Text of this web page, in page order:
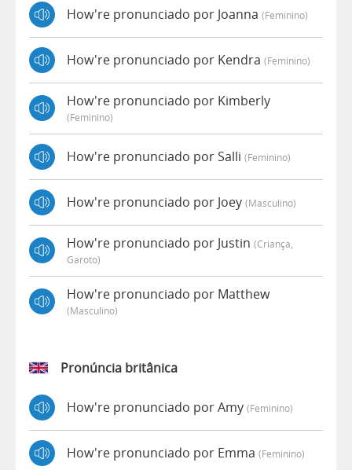
How're pronunciado por Joanna (feminino)
How're pronunciado por Kendra (feminino)
How're pronunciado por Kimberly
(feminino)
How're pronunciado por Salli (feminino)
How're pronunciado por Joey (masculino)
How're pronunciado por Justin (criança,
Garoto)
How're pronunciado por Matthew
(masculino)
Pronúncia britânica
How're pronunciado por Amy (feminino)
How're pronunciado por Emma (feminino)